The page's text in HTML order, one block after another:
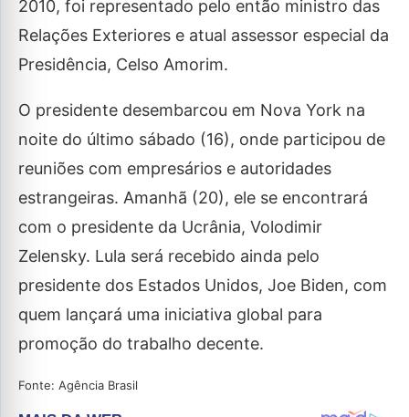
2010, foi representado pelo então ministro das
Relações Exteriores e atual assessor especial da
Presidência, Celso Amorim.
O presidente desembarcou em Nova York na
noite do último sábado (16), onde participou de
reuniões com empresários e autoridades
estrangeiras. Amanhã (20), ele se encontrará
com o presidente da Ucrânia, Volodimir
Zelensky. Lula será recebido ainda pelo
presidente dos Estados Unidos, Joe Biden, com
quem lançará uma iniciativa global para
promoção do trabalho decente.
Fonte: Agência Brasil